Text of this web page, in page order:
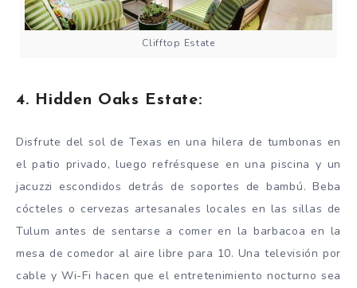
Clifftop Estate
4. Hidden Oaks Estate:
Disfrute del sol de Texas en una hilera de tumbonas en
el patio privado, luego refrésquese en una piscina y un
jacuzzi escondidos detrás de soportes de bambú. Beba
cócteles o cervezas artesanales locales en las sillas de
Tulum antes de sentarse a comer en la barbacoa en la
mesa de comedor al aire libre para 10. Una televisión por
cable y Wi-Fi hacen que el entretenimiento nocturno sea